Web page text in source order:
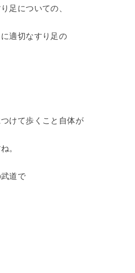
足についての、
適切なすり足の
けて歩くこと自体が
。
道で